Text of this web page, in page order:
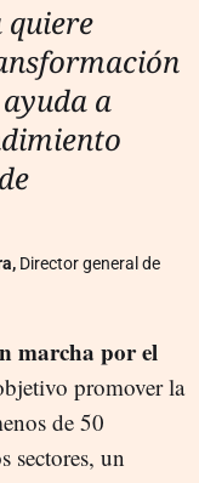
quiere
a
Director general de
marcha por el
promover la
de 50
sectores, un